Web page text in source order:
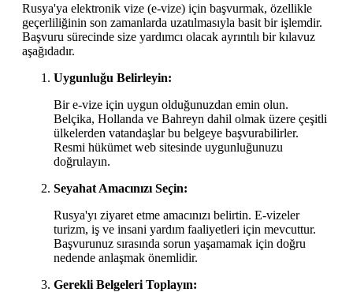
Rusya'ya elektronik vize (e-vize) için başvurmak, özellikle
geçerliliğinin son zamanlarda uzatılmasıyla basit bir işlemdir.
Başvuru sürecinde size yardımcı olacak ayrıntılı bir kılavuz
aşağıdadır.
Uygunluğu Belirleyin:
Bir e-vize için uygun olduğunuzdan emin olun.
Belçika, Hollanda ve Bahreyn dahil olmak üzere çeşitli
ülkelerden vatandaşlar bu belgeye başvurabilirler.
Resmi hükümet web sitesinde uygunluğunuzu
doğrulayın.
Seyahat Amacınızı Seçin:
Rusya'yı ziyaret etme amacınızı belirtin. E-vizeler
turizm, iş ve insani yardım faaliyetleri için mevcuttur.
Başvurunuz sırasında sorun yaşamamak için doğru
nedende anlaşmak önemlidir.
Gerekli Belgeleri Toplayın: